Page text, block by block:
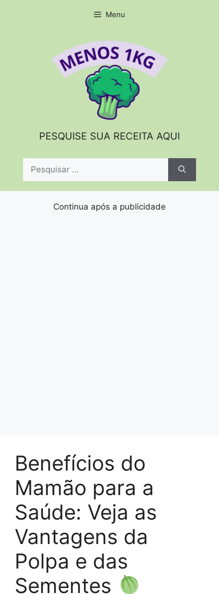
Menu
PESQUISE SUA RECEITA AQUI
Pesquisar
Continua após a publicidade
Benefícios do
Mamão para a
Saúde: Veja as
Vantagens da
Polpa e das
Sementes